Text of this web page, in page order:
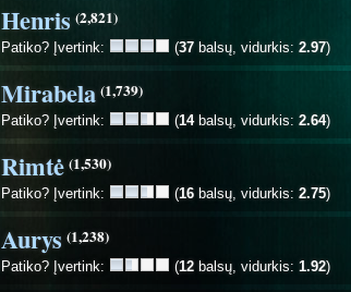
Henris (2,821)
Patiko? Įvertink: (37 balsų, vidurkis: 2.97)
Mirabela (1,739)
Patiko? Įvertink: (14balsų, vidurkis: 2.64)
Rimtė (1,530)
Patiko? Įvertink: (16 balsų, vidurkis: 2.75)
Aurys (1,238)
Patiko? Įvertink: (12 balsų, vidurkis: 1.92)